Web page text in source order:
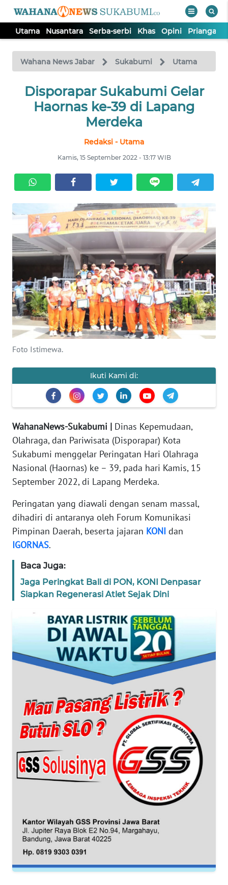
Utama Nusantara Serba-serbi Khas Opini Priangan
Wahana News Jabar Sukabumi Utama
Disporapar Sukabumi Gelar
Haornas ke-39 di Lapang
Merdeka
Redaksi - Utama
Kamis, 15 September 2022 - 13:17 WIB
Foto Istimewa.
Ikuti Kami di:
WahanaNews-Sukabumi | Dinas Kepemudaan,
Olahraga, dan Pariwisata (Disporapar) Kota
Sukabumi menggelar Peringatan Hari Olahraga
Nasional (Haornas) ke – 39, pada hari Kamis, 15
September 2022, di Lapang Merdeka.
Peringatan yang diawali dengan senam massal,
dihadiri di antaranya oleh Forum Komunikasi
Pimpinan Daerah, beserta jajaran KONI dan
IGORNAS.
Baca Juga:
Jaga Peringkat Bali di PON, KONI Denpasar
Siapkan Regenerasi Atlet Sejak Dini
Tutup
UTAMA
KHAS
OPINI
PRIANGAN
TIMUR
SUKABUMI
PURWAKARTA
Informasi
KAMI
INFO
TENTANG
KAMI
PEDOMAN
MEDIA
SIBER
REDAKSI
KARIR
DISCLAIMER
News
Regional
SUMUT
WN
JAKARTA
WN
JABAR
WN
NTT